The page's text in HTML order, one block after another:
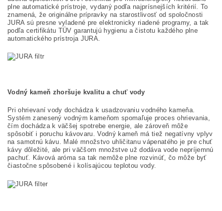
plne automatické prístroje, vydaný podľa najprísnejších kritérií. To
znamená, že originálne prípravky na starostlivosť od spoločnosti
JURA sú presne vyladené pre elektronicky riadené programy, a tak
podľa certifikátu TÜV garantujú hygienu a čistotu každého plne
automatického prístroja JURA.
Vodný kameň zhoršuje kvalitu a chuť vody
Pri ohrievaní vody dochádza k usadzovaniu vodného kameňa.
Systém zanesený vodným kameňom spomaľuje proces ohrievania,
čím dochádza k väčšej spotrebe energie, ale zároveň môže
spôsobiť i poruchu kávovaru. Vodný kameň má tiež negatívny vplyv
na samotnú kávu. Malé množstvo uhličitanu vápenatého je pre chuť
kávy dôležité, ale pri väčšom množstve už dodáva vode nepríjemnú
pachuť. Kávová aróma sa tak nemôže plne rozvinúť, čo môže byť
čiastočne spôsobené i kolísajúcou teplotou vody.